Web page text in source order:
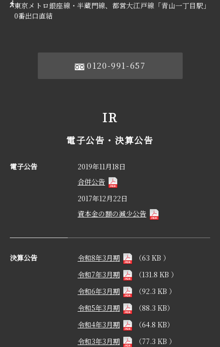
東京メトロ銀座線・半蔵門線、都営大江戸線「青山一丁目駅」
0番出口直結
0120-991-657
IR
電子公告・決算公告
電子公告
2019年11月18日
合併公告
2017年12月22日
資本金の額の減少公告
決算公告 令和8年3月期
（63 KB ）
令和7年3月期
（131.8 KB ）
令和6年3月期
（92.3 KB ）
令和5年3月期
（88.3 KB）
令和4年3月期
（64.8 KB）
令和3年3月期
（77.3 KB ）